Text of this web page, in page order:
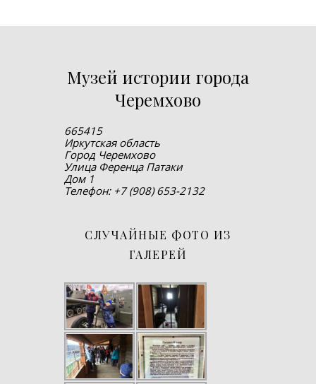
Музей истории города
Черемхово
665415
Иркутская область
Город Черемхово
Улица Ференца Патаки
Дом 1
Телефон: +7 (908) 653-2132
СЛУЧАЙНЫЕ ФОТО ИЗ
ГАЛЕРЕЙ